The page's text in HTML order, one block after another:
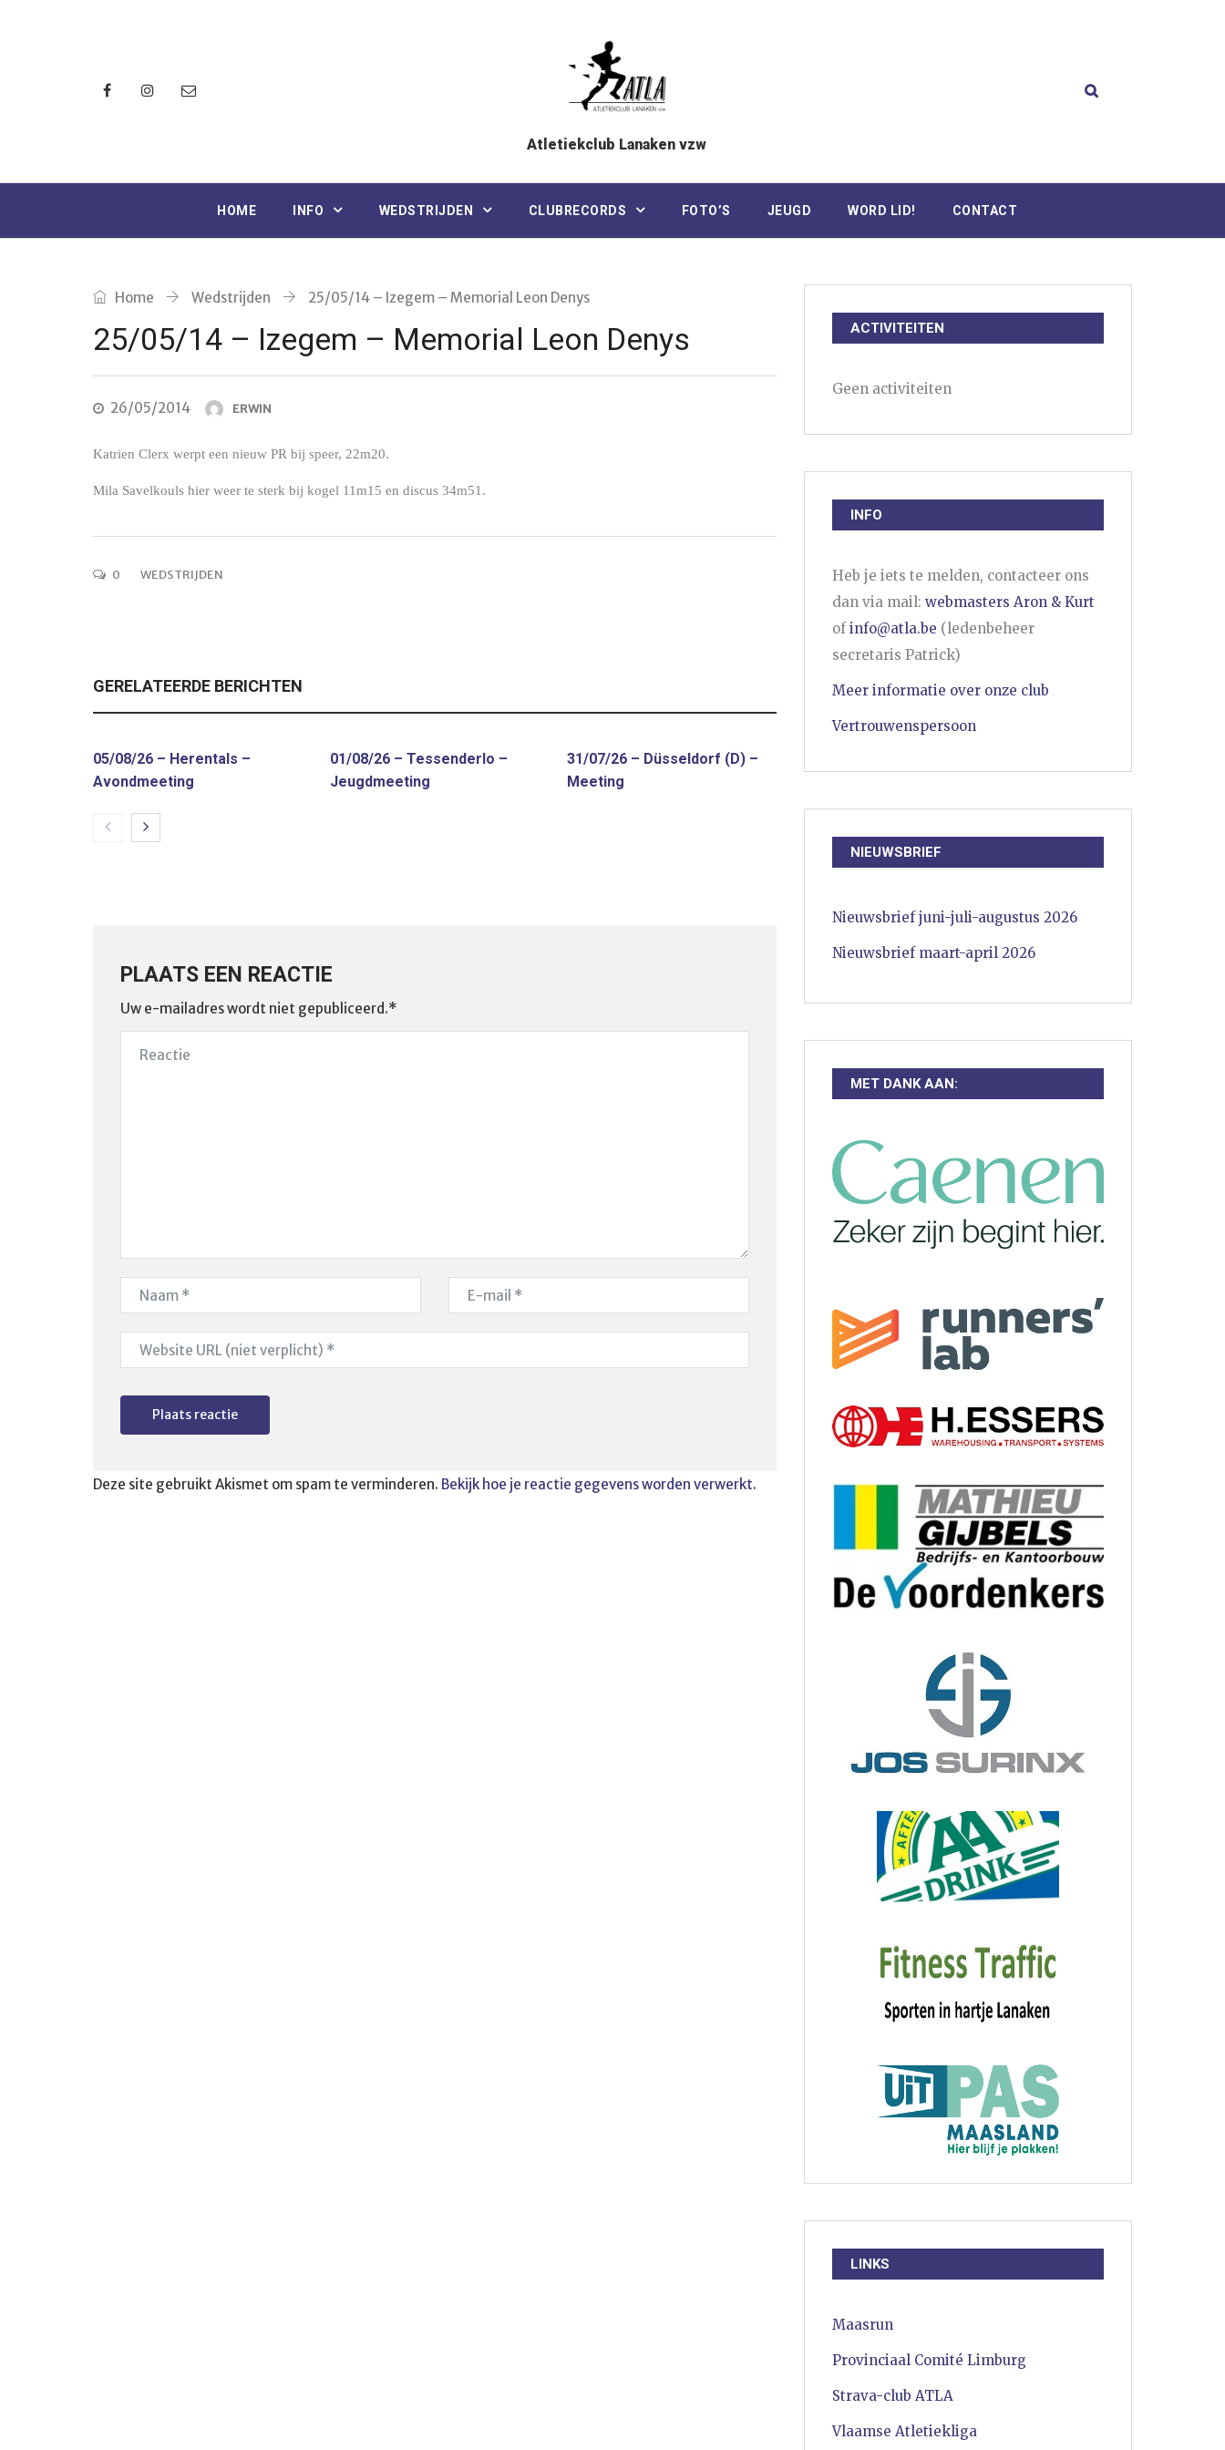
Atletiekclub Lanaken vzw
HOME INFO WEDSTRIJDEN CLUBRECORDS FOTO’S JEUGD WORD LID! CONTACT
Home Wedstrijden 25/05/14 – Izegem – Memorial Leon Denys
25/05/14 – Izegem – Memorial Leon Denys
26/05/2014 ERWIN
Katrien Clerx werpt een nieuw PR bij speer, 22m20.
Mila Savelkouls hier weer te sterk bij kogel 11m15 en discus 34m51.
0 WEDSTRIJDEN
GERELATEERDE BERICHTEN
05/08/26 – Herentals –
Avondmeeting
01/08/26 – Tessenderlo –
Jeugdmeeting
31/07/26 – Düsseldorf (D) –
Meeting
PLAATS EEN REACTIE
Uw e-mailadres wordt niet gepubliceerd.*
Deze site gebruikt Akismet om spam te verminderen. Bekijk hoe je reactie gegevens worden verwerkt.
ACTIVITEITEN
Geen activiteiten
INFO
Heb je iets te melden, contacteer ons
dan via mail: webmasters Aron & Kurt
ofinfo@atla.be (ledenbeheer
secretaris Patrick)
Meer informatie over onze club
Vertrouwenspersoon
NIEUWSBRIEF
Nieuwsbrief juni-juli-augustus 2026
Nieuwsbrief maart-april 2026
MET DANK AAN:
LINKS
Maasrun
Provinciaal Comité Limburg
Strava-club ATLA
Vlaamse Atletiekliga